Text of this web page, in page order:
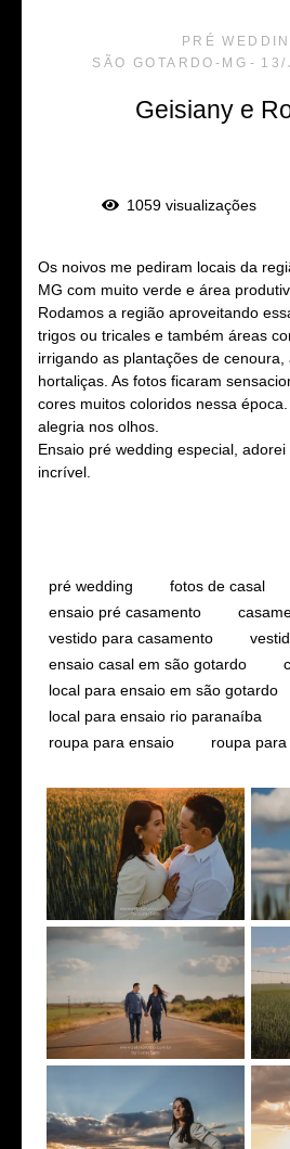
PRÉ
SÃO GOTARDO-MG
13/
Geisiany e
1059 visualizações
Os noivos me pediram locais da
MG com muito verde e área
Rodamos a região aproveitando
trigos ou tricales e também áreas
irrigando as plantações de cenoura,
hortaliças. As fotos ficaram
cores muitos coloridos nessa
alegria nos olhos.
Ensaio pré wedding especial,
incrível.
pré wedding fotos de casal
ensaio pré casamento
vestido para casamento
ensaio casal em são gotardo
local para ensaio em são gotardo
local para ensaio rio paranaíba
roupa para ensaio
roupa